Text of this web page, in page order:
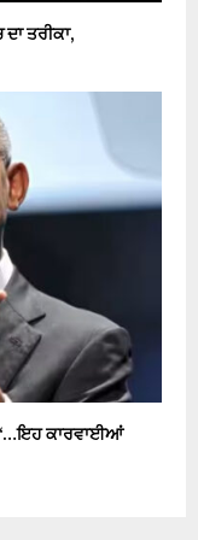
ਤਰੀਕਾ,
‘…ਇਹ ਕਾਰਵਾਈਆਂ